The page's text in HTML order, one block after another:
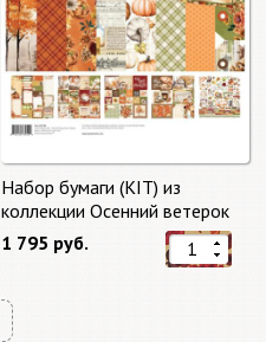
Набор бумаги (KIT) из
коллекции Осенний ветерок
"Autumn Breeze"
1 795 руб.